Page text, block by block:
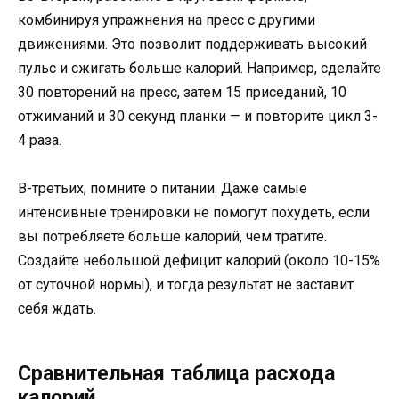
комбинируя упражнения на пресс с другими
движениями. Это позволит поддерживать высокий
пульс и сжигать больше калорий. Например, сделайте
30 повторений на пресс, затем 15 приседаний, 10
отжиманий и 30 секунд планки — и повторите цикл 3-
4 раза.
В-третьих, помните о питании. Даже самые
интенсивные тренировки не помогут похудеть, если
вы потребляете больше калорий, чем тратите.
Создайте небольшой дефицит калорий (около 10-15%
от суточной нормы), и тогда результат не заставит
себя ждать.
Сравнительная таблица расхода